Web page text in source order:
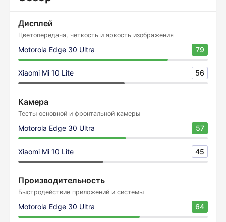
Дисплей
Цветопередача, четкость и яркость изображения
Motorola Edge 30 Ultra 79
Xiaomi Mi 10 Lite 56
Камера
Тесты основной и фронтальной камеры
Motorola Edge 30 Ultra 57
Xiaomi Mi 10 Lite 45
Производительность
Быстродействие приложений и системы
Motorola Edge 30 Ultra 64